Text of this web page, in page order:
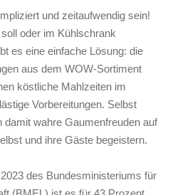
und zeitaufwendig sein!
oder im Kühlschrank
es eine einfache Lösung: die
aus dem WOW-Sortiment
köstliche Mahlzeiten im
Vorbereitungen. Selbst
wahre Gaumenfreuden auf
und ihre Gäste begeistern.
des Bundesministeriums für